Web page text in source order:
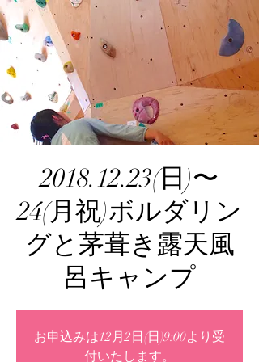
2018.12.23(日)〜
24(月祝)ボルダリン
グと茅葺き露天風
呂キャンプ
お申込みは12月2日(日)9:00より受
付いたします。